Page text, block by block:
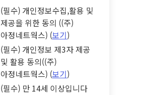
(필수) 개인정보수집,활용 및
제공을 위한 동의 ((주)
아정네트웍스) (보기)
(필수) 개인정보 제3자 제공
및 활용 동의((주)
아정네트웍스) (보기)
(필수) 만 14세 이상입니다